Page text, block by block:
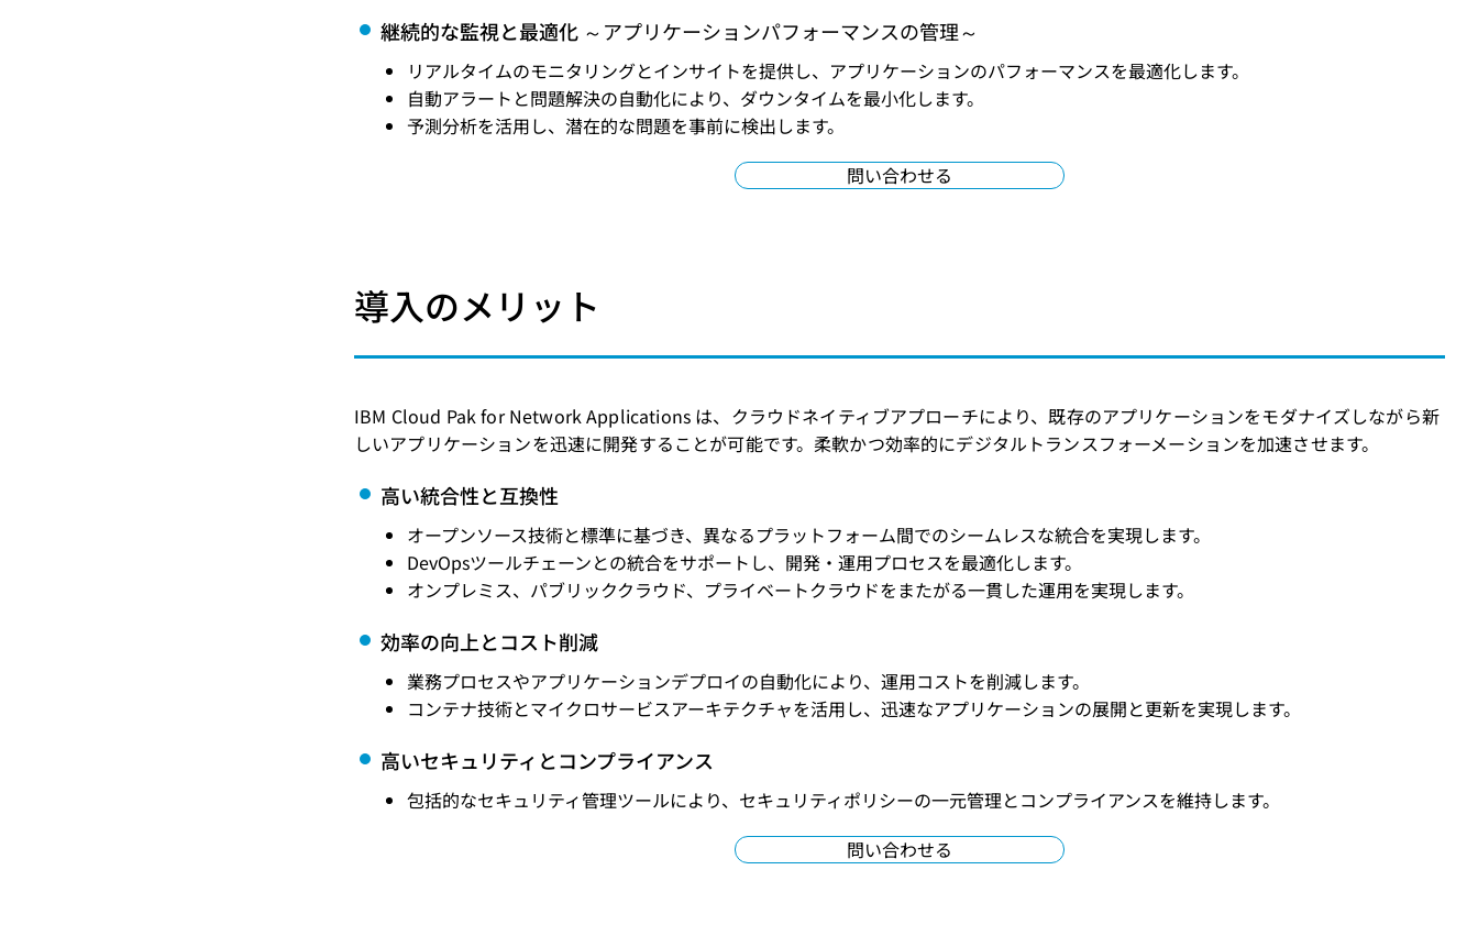
継続的な監視と最適化 ～アプリケーションパフォーマンスの管理～
リアルタイムのモニタリングとインサイトを提供し、アプリケーションのパフォーマンスを最適化します。
自動アラートと問題解決の自動化により、ダウンタイムを最小化します。
予測分析を活用し、潜在的な問題を事前に検出します。
問い合わせる
導入のメリット
IBM Cloud Pak for Network Applications は、クラウドネイティブアプローチにより、既存のアプリケーションをモダナイズしながら新
しいアプリケーションを迅速に開発することが可能です。柔軟かつ効率的にデジタルトランスフォーメーションを加速させます。
高い統合性と互換性
オープンソース技術と標準に基づき、異なるプラットフォーム間でのシームレスな統合を実現します。
DevOpsツールチェーンとの統合をサポートし、開発・運用プロセスを最適化します。
オンプレミス、パブリッククラウド、プライベートクラウドをまたがる一貫した運用を実現します。
効率の向上とコスト削減
業務プロセスやアプリケーションデプロイの自動化により、運用コストを削減します。
コンテナ技術とマイクロサービスアーキテクチャを活用し、迅速なアプリケーションの展開と更新を実現します。
高いセキュリティとコンプライアンス
包括的なセキュリティ管理ツールにより、セキュリティポリシーの一元管理とコンプライアンスを維持します。
問い合わせる